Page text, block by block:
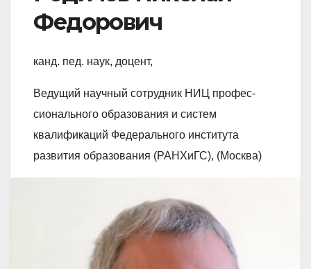
Федорович
канд. пед. наук, доцент,
Ведущий научный сотрудник НИЦ профес­
сионального образования и систем
квалификаций Федерального института
развития образования (РАНХиГС), (Москва)